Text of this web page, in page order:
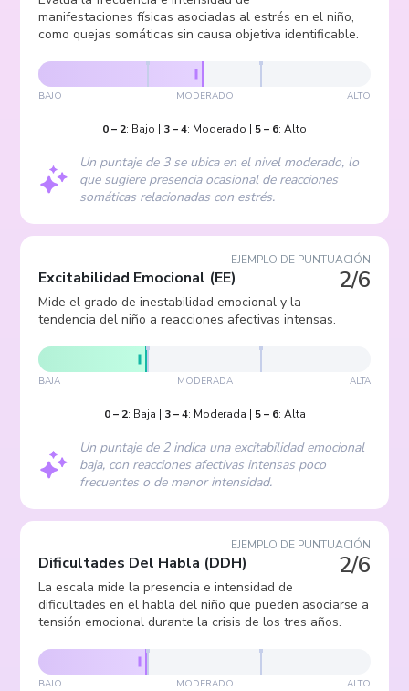
manifestaciones físicas asociadas al estrés en el niño,
como quejas somáticas sin causa objetiva identificable.
BAJO MODERADO ALTO
0– 2: Bajo | 3–4: Moderado | 5– 6: Alto
Un puntaje de 3 se ubica en el nivel moderado, lo
que sugiere presencia ocasional de reacciones
somáticas relacionadas con estrés.
EJEMPLO DE PUNTUACIÓN
2/6
Excitabilidad Emocional (EE)
Mide el grado de inestabilidad emocional y la
tendencia del niño a reacciones afectivas intensas.
BAJA MODERADA ALTA
0– 2: Baja | 3–4: Moderada | 5– 6: Alta
Un puntaje de 2 indica una excitabilidad emocional
baja, con reacciones afectivas intensas poco
frecuentes o de menor intensidad.
EJEMPLO DE PUNTUACIÓN
2/6
Dificultades Del Habla (DDH)
La escala mide la presencia e intensidad de
dificultades en el habla del niño que pueden asociarse a
tensión emocional durante la crisis de los tres años.
BAJO MODERADO ALTO